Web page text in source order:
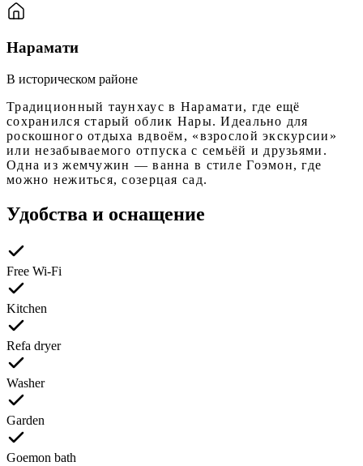
Нарамати
В историческом районе
Традиционный таунхаус в Нарамати, где ещё
сохранился старый облик Нары. Идеально для
роскошного отдыха вдвоём, «взрослой экскурсии»
или незабываемого отпуска с семьёй и друзьями.
Одна из жемчужин — ванна в стиле Гоэмон, где
можно нежиться, созерцая сад.
Удобства и оснащение
Free Wi-Fi
Kitchen
Refa dryer
Washer
Garden
Goemon bath